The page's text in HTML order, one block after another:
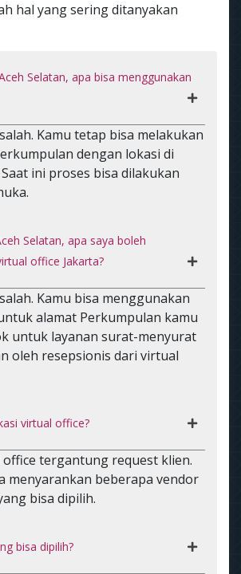
hal yang sering ditanyakan
Selatan, apa bisa menggunakan
Kamu tetap bisa melakukan
dengan lokasi di
Saat ini proses bisa dilakukan
Selatan, apa saya boleh
office Jakarta?
Kamu bisa menggunakan
alamat Perkumpulan kamu
untuk layanan surat-menyurat
oleh resepsionis dari virtual
virtual office?
tergantung request klien.
menyarankan beberapa vendor
bisa dipilih.
bisa dipilih?